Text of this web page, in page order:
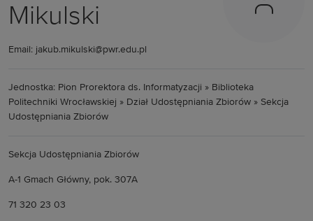
Mikulski
Email: jakub.mikulski@pwr.edu.pl
Jednostka: Pion Prorektora ds. Informatyzacji » Biblioteka
Politechniki Wrocławskiej » Dział Udostępniania Zbiorów » Sekcja
Udostępniania Zbiorów
Sekcja Udostępniania Zbiorów
A-1 Gmach Główny, pok. 307A
71 320 23 03